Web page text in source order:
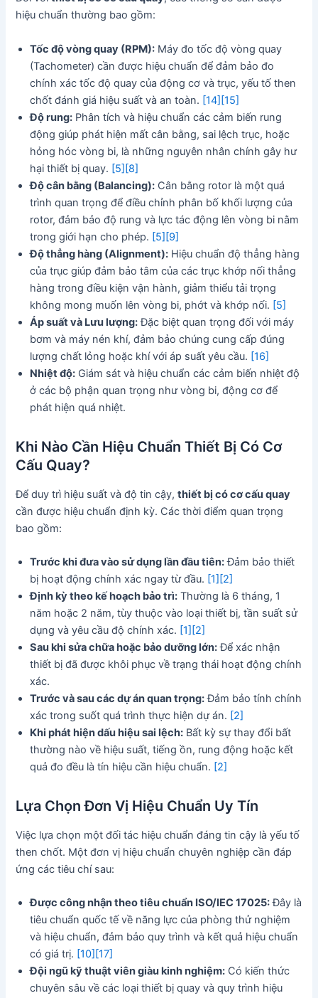
hiệu chuẩn thường bao gồm:
Tốc độ vòng quay (RPM): Máy đo tốc độ vòng quay
(Tachometer) cần được hiệu chuẩn để đảm bảo đo
chính xác tốc độ quay của động cơ và trục, yếu tố then
chốt đánh giá hiệu suất và an toàn. [14] [15]
Độ rung: Phân tích và hiệu chuẩn các cảm biến rung
động giúp phát hiện mất cân bằng, sai lệch trục, hoặc
hỏng hóc vòng bi, là những nguyên nhân chính gây hư
hại thiết bị quay. [5] [8]
Độ cân bằng (Balancing): Cân bằng rotor là một quá
trình quan trọng để điều chỉnh phân bố khối lượng của
rotor, đảm bảo độ rung và lực tác động lên vòng bi nằm
trong giới hạn cho phép. [5] [9]
Độ thẳng hàng (Alignment): Hiệu chuẩn độ thẳng hàng
của trục giúp đảm bảo tâm của các trục khớp nối thẳng
hàng trong điều kiện vận hành, giảm thiểu tải trọng
không mong muốn lên vòng bi, phớt và khớp nối. [5]
Áp suất và Lưu lượng:Đặc biệt quan trọng đối với máy
bơm và máy nén khí, đảm bảo chúng cung cấp đúng
lượng chất lỏng hoặc khí với áp suất yêu cầu. [16]
Nhiệt độ: Giám sát và hiệu chuẩn các cảm biến nhiệt độ
ở các bộ phận quan trọng như vòng bi, động cơ để
phát hiện quá nhiệt.
Khi Nào Cần Hiệu Chuẩn Thiết Bị Có Cơ
Cấu Quay?
Để duy trì hiệu suất và độ tin cậy,thiết bị có cơ cấu quay
cần được hiệu chuẩn định kỳ. Các thời điểm quan trọng
bao gồm:
Trước khi đưa vào sử dụng lần đầu tiên:Đảm bảo thiết
bị hoạt động chính xác ngay từ đầu. [1] [2]
Định kỳ theo kế hoạch bảo trì: Thường là 6 tháng, 1
năm hoặc 2 năm, tùy thuộc vào loại thiết bị, tần suất sử
dụng và yêu cầu độ chính xác. [1] [2]
Sau khi sửa chữa hoặc bảo dưỡng lớn:Để xác nhận
thiết bị đã được khôi phục về trạng thái hoạt động chính
xác.
Trước và sau các dự án quan trọng:Đảm bảo tính chính
xác trong suốt quá trình thực hiện dự án. [2]
Khi phát hiện dấu hiệu sai lệch: Bất kỳ sự thay đổi bất
thường nào về hiệu suất, tiếng ồn, rung động hoặc kết
quả đo đều là tín hiệu cần hiệu chuẩn. [2]
Lựa Chọn Đơn Vị Hiệu Chuẩn Uy Tín
Việc lựa chọn một đối tác hiệu chuẩn đáng tin cậy là yếu tố
then chốt. Một đơn vị hiệu chuẩn chuyên nghiệp cần đáp
ứng các tiêu chí sau:
Được công nhận theo tiêu chuẩn ISO/IEC 17025:Đây là
tiêu chuẩn quốc tế về năng lực của phòng thử nghiệm
và hiệu chuẩn, đảm bảo quy trình và kết quả hiệu chuẩn
có giá trị. [10] [17]
Đội ngũ kỹ thuật viên giàu kinh nghiệm: Có kiến thức
chuyên sâu về các loại thiết bị quay và quy trình hiệu